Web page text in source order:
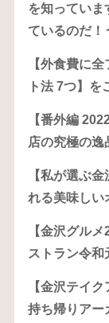
を知っていま
ているのだ！
【外食費に
ト法 7つ】
【番外編
店の究極の逸
【私が選ぶ
れる美味しい
【金沢グル
ストラン令和
【金沢テイ
持ち帰りアー